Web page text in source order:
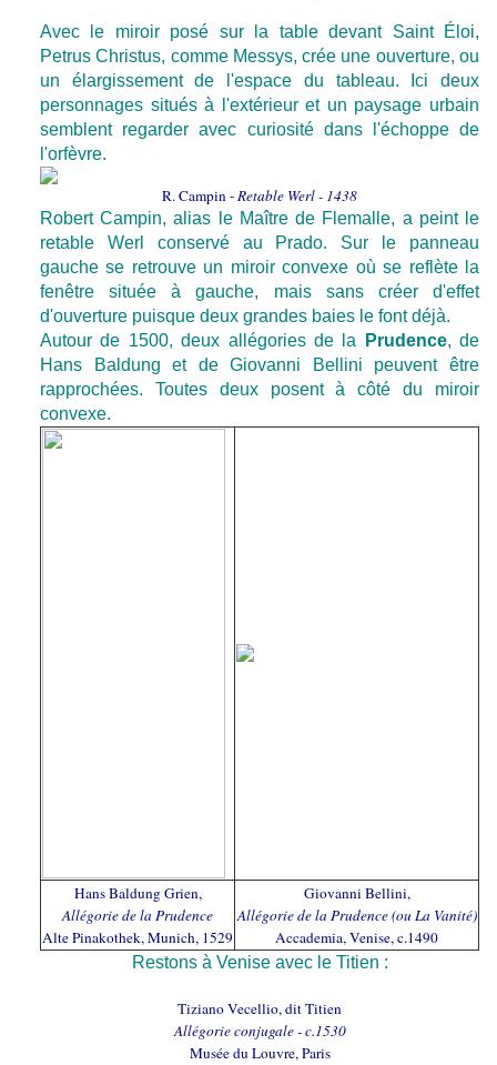
Avec le miroir posé sur la table devant Saint Éloi,
Petrus Christus, comme Messys, crée une ouverture, ou
un élargissement de l'espace du tableau. Ici deux
personnages situés à l'extérieur et un paysage urbain
semblent regarder avec curiosité dans l'échoppe de
l'orfèvre.
R. Campin -Retable Werl - 1438
Robert Campin, alias le Maître de Flemalle, a peint le
retable Werl conservé au Prado. Sur le panneau
gauche se retrouve un miroir convexe où se reflète la
fenêtre située à gauche, mais sans créer d'effet
d'ouverture puisque deux grandes baies le font déjà.
Autour de 1500, deux allégories de la
Prudence, de
Hans Baldung et de Giovanni Bellini peuvent être
rapprochées. Toutes deux posent à côté du miroir
convexe.
Hans Baldung Grien,
Allégorie de la Prudence
Alte Pinakothek, Munich, 1529
Giovanni Bellini,
Allégorie de la Prudence (ou La Vanité)
Accademia, Venise, c.1490
Restons à Venise avec le Titien :
Tiziano Vecellio, dit Titien
Allégorie conjugale - c.1530
Musée du Louvre, Paris